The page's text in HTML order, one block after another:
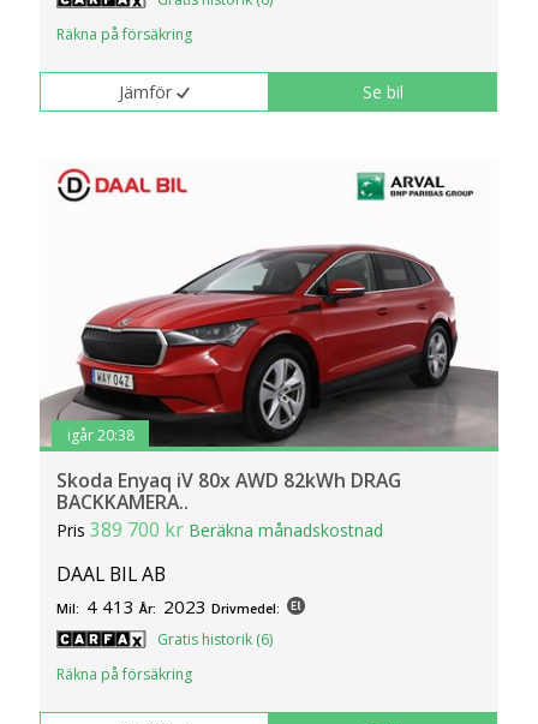
Räkna på försäkring
Jämför Se bil
igår 20:38
Skoda Enyaq iV 80x AWD 82kWh DRAG
BACKKAMERA..
Pris389 700 kr Beräkna månadskostnad
DAAL BIL AB
Mil: 4 413 År: 2023 Drivmedel:
Gratis historik (6)
Räkna på försäkring